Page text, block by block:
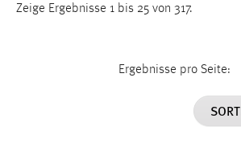
Zeige Ergebnisse 1 bis 25 von 317.
Ergebnisse pro Seite:
Einverständnis
cookie_consent
Dieser Cookie speichert die